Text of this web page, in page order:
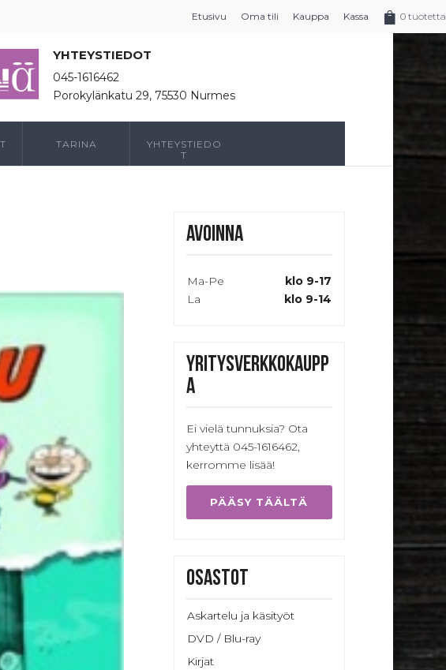
Etusivu Oma tili Kauppa Kassa 0 tuotetta
YHTEYSTIEDOT
045-1616462
Porokylänkatu 29, 75530 Nurmes
TARINA
YHTEYSTIEDO
T
Avoinna
Ma-Pe
klo 9-17
La
klo 9-14
Yritysverkkokaupp
a
Ei vielä tunnuksia? Ota
yhteyttä 045-1616462,
kerromme lisää!
PÄÄSY TÄÄLTÄ
Osastot
Askartelu ja käsityöt
DVD / Blu-ray
Kirjat